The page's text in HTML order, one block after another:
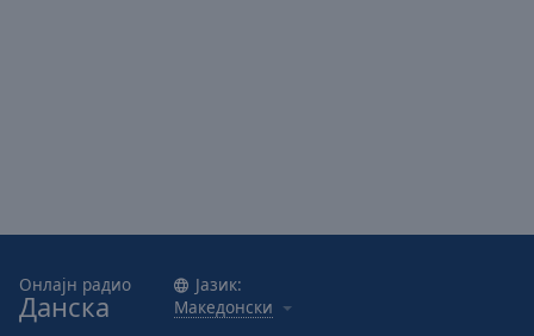
Онлајн радио
Данска
Јазик:
Македонски